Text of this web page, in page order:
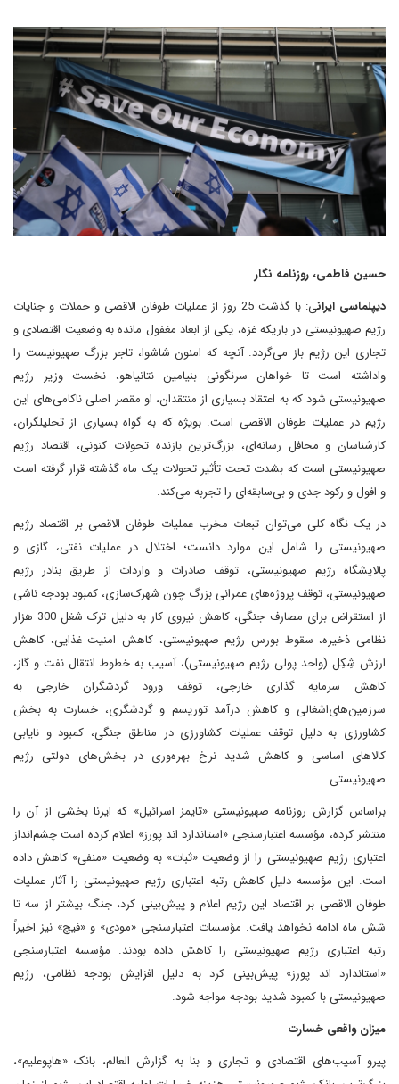
حسین فاطمی، روزنامه نگار
دیپلماسی ایران
ی: با گذشت 25 روز از عملیات طوفان الاقصی و حملات و جنایات
رژیم صهیونیستی در باریکه غزه، یکی از ابعاد مغفول مانده به وضعیت اقتصادی و
تجاری این رژیم باز می‌گردد. آنچه که امنون شاشوا، تاجر بزرگ صهیونیست را
واداشته است‏ تا خواهان سرنگونی بنیامین نتانیاهو‏، نخست وزیر رژیم
صهیونیستی شود که به اعتقاد بسیاری از منتقدان، او مقصر اصلی ناکامی‌های این
رژیم در عملیات طوفان الاقصی است. بویژه که به گواه بسیاری از تحلیلگران،
کارشناسان و محافل رسانه‌ای، بزرگ‌ترین بازنده تحولات کنونی، اقتصاد رژیم
صهیونیستی است که بشدت تحت تأثیر تحولات یک ماه گذشته قرار گرفته است
و افول و رکود جدی و بی‌سابقه‌ای را تجربه می‌کند.
در یک نگاه کلی می‌توان تبعات مخرب عملیات طوفان الاقصی بر اقتصاد رژیم
صهیونیستی را شامل این موارد دانست؛ اختلال در عملیات نفتی، گازی و
پالایشگاه رژیم صهیونیستی، توقف صادرات و واردات از طریق بنادر رژیم
صهیونیستی، توقف پروژه‌های عمرانی بزرگ چون شهرک‌سازی، کمبود بودجه ناشی
از استقراض برای مصارف جنگی، کاهش نیروی کار به دلیل ترک شغل 300 هزار
نظامی ذخیره، سقوط بورس رژیم صهیونیستی، کاهش امنیت غذایی، کاهش
ارزش شِکِل (واحد پولی رژیم صهیونیستی)، آسیب به خطوط انتقال نفت و گاز،
کاهش سرمایه گذاری خارجی، توقف ورود گردشگران خارجی به
سرزمین‌های‌اشغالی و کاهش درآمد توریسم و گردشگری، خسارت به بخش
کشاورزی به دلیل توقف عملیات کشاورزی در مناطق جنگی، کمبود و نایابی
کالاهای اساسی و کاهش شدید نرخ بهره‌وری در بخش‌های دولتی رژیم
صهیونیستی.
براساس گزارش روزنامه صهیونیستی «تایمز اسرائیل» که ایرنا بخشی از آن را
منتشر کرده، مؤسسه اعتبارسنجی «استاندارد اند پورز» اعلام کرده است‏ چشم‌انداز
اعتباری رژیم صهیونیستی را از وضعیت «ثبات» به وضعیت «منفی» کاهش داده
است. این مؤسسه دلیل کاهش رتبه اعتباری رژیم صهیونیستی را آثار عملیات
طوفان الاقصی بر اقتصاد این رژیم اعلام و پیش‌بینی کرد، جنگ بیشتر از سه تا
شش ماه ادامه نخواهد یافت. مؤسسات اعتبارسنجی «مودی» و «فیچ» نیز اخیراً
رتبه اعتباری رژیم صهیونیستی را کاهش داده بودند. مؤسسه اعتبارسنجی
«استاندارد اند پورز» پیش‌بینی کرد به دلیل افزایش بودجه نظامی، رژیم
صهیونیستی با کمبود شدید بودجه مواجه شود.
میزان واقعی خسارت
پیرو آسیب‌های اقتصادی و تجاری و بنا به گزارش العالم، بانک «هاپوعلیم»،